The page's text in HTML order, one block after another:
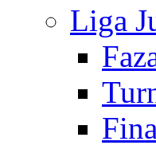
Liga